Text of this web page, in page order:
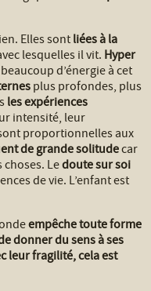
Elles sontliées à la
lesquelles il vit. Hyper
d’énergie à cet
plus profondes, plus
les expériences
intensité, leur
proportionnelles aux
de grande solitudecar
choses. Ledoute sur soi
de vie. L’enfant est
empêche toute forme
donner du sens à ses
leur fragilité, cela est